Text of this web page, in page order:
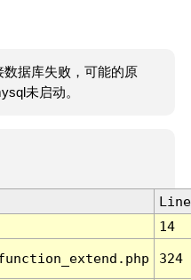
数据库失败，可能的原
未启动。
Line
14
324